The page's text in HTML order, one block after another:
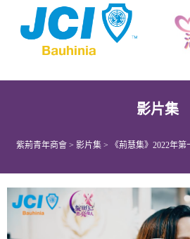
影片集
紫荊青年商會> 影片集> 《荊慧集》2022年